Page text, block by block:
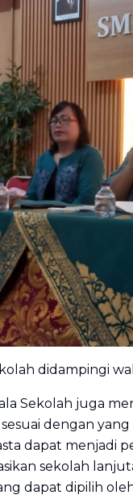
didampingi
Sekolah juga
dengan
dapat menjadi
sekolah
dapat dipilih